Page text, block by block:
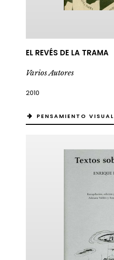
EL REVÉS DE LA TRAMA
Varios Autores
2010
PENSAMIENTO VISUAL